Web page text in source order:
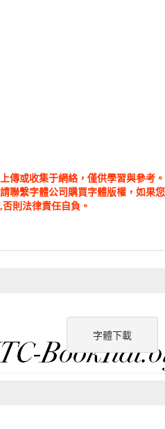
傳或收集于網絡，僅供學習與參考。
聯繫字體公司購買字體版權，如果您
則法律責任自負。
字體下載